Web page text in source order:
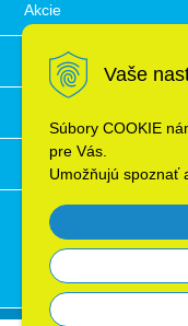
Vaše
Súbory COOKIE
pre Vás.
Umožňujú spoznať
Akcie
Obchodné podmienky
Ochrana osobných